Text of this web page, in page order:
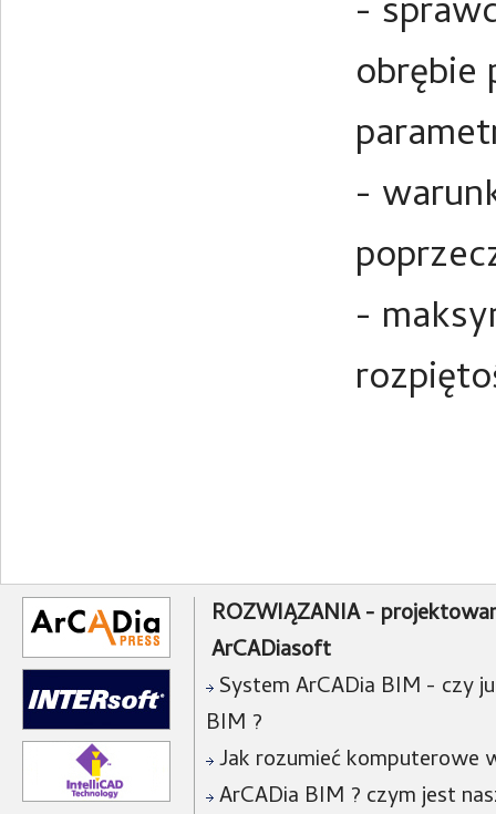
-
obrębie
-
-
ROZWIĄZANIA -
ArCADiasoft
System ArCADia BIM - czy
BIM ?
Jak rozumieć komputerowe
ArCADia BIM ? czym jest